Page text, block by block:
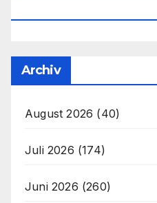
Archiv
August 2026 (40)
Juli 2026 (174)
Juni 2026 (260)